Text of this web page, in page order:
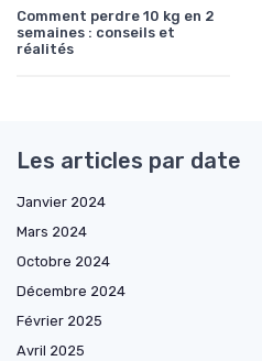
Comment perdre 10 kg en 2
semaines : conseils et
réalités
Les articles par date
Janvier 2024
Mars 2024
Octobre 2024
Décembre 2024
Février 2025
Avril 2025